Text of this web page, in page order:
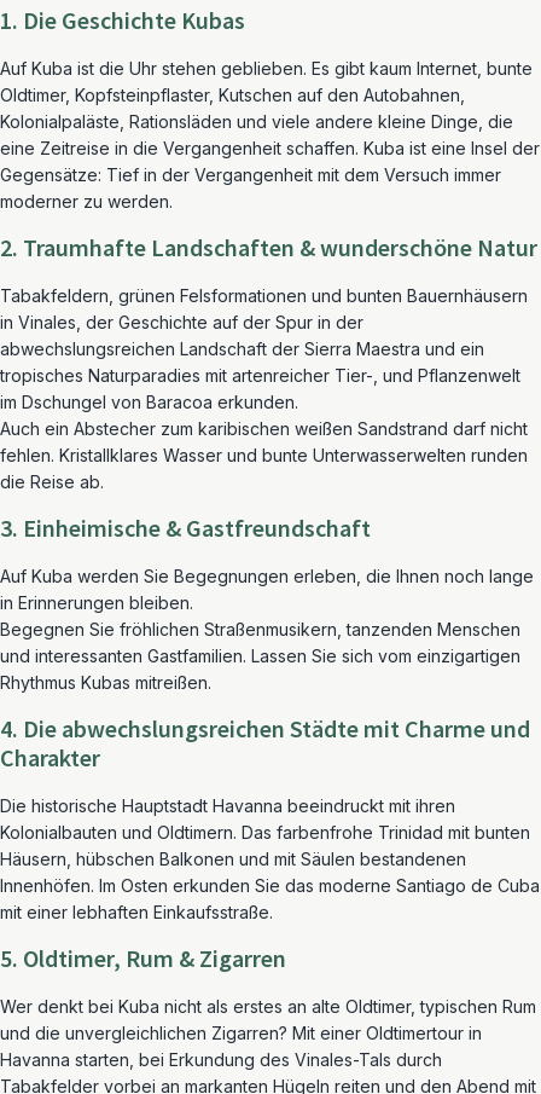
1. Die Geschichte Kubas
Auf Kuba ist die Uhr stehen geblieben. Es gibt kaum Internet, bunte
Oldtimer, Kopfsteinpflaster, Kutschen auf den Autobahnen,
Kolonialpaläste, Rationsläden und viele andere kleine Dinge, die
eine Zeitreise in die Vergangenheit schaffen. Kuba ist eine Insel der
Gegensätze: Tief in der Vergangenheit mit dem Versuch immer
moderner zu werden.
2. Traumhafte Landschaften & wunderschöne Natur
Tabakfeldern, grünen Felsformationen und bunten Bauernhäusern
in Vinales, der Geschichte auf der Spur in der
abwechslungsreichen Landschaft der Sierra Maestra und ein
tropisches Naturparadies mit artenreicher Tier-, und Pflanzenwelt
im Dschungel von Baracoa erkunden.
Auch ein Abstecher zum karibischen weißen Sandstrand darf nicht
fehlen. Kristallklares Wasser und bunte Unterwasserwelten runden
die Reise ab.
3. Einheimische & Gastfreundschaft
Auf Kuba werden Sie Begegnungen erleben, die Ihnen noch lange
in Erinnerungen bleiben.
Begegnen Sie fröhlichen Straßenmusikern, tanzenden Menschen
und interessanten Gastfamilien. Lassen Sie sich vom einzigartigen
Rhythmus Kubas mitreißen.
4. Die abwechslungsreichen Städte mit Charme und
Charakter
Die historische Hauptstadt Havanna beeindruckt mit ihren
Kolonialbauten und Oldtimern. Das farbenfrohe Trinidad mit bunten
Häusern, hübschen Balkonen und mit Säulen bestandenen
Innenhöfen. Im Osten erkunden Sie das moderne Santiago de Cuba
mit einer lebhaften Einkaufsstraße.
5. Oldtimer, Rum & Zigarren
Wer denkt bei Kuba nicht als erstes an alte Oldtimer, typischen Rum
und die unvergleichlichen Zigarren? Mit einer Oldtimertour in
Havanna starten, bei Erkundung des Vinales-Tals durch
Tabakfelder vorbei an markanten Hügeln reiten und den Abend mit